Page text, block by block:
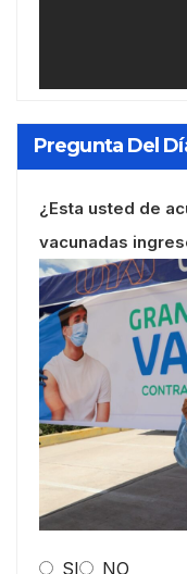
Pregunta Del
¿Esta usted de
vacunadas
SI NO